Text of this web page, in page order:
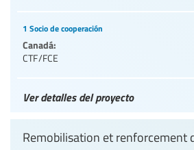
1 Socio de cooperación
Canadá:
CTF/FCE
Ver detalles del proyecto
Remobilisation et renforcement